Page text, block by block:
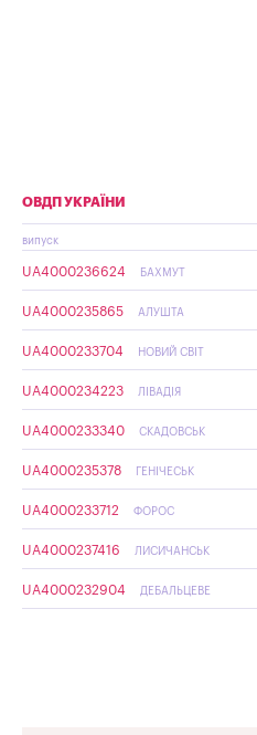
ОВДП УКРАЇНИ
випуск
UA4000236624 БАХМУТ
UA4000235865 АЛУШТА
UA4000233704 НОВИЙ СВІТ
UA4000234223 ЛІВАДІЯ
UA4000233340 СКАДОВСЬК
UA4000235378 ГЕНІЧЕСЬК
UA4000233712 ФОРОС
UA4000237416 ЛИСИЧАНСЬК
UA4000232904 ДЕБАЛЬЦЕВЕ